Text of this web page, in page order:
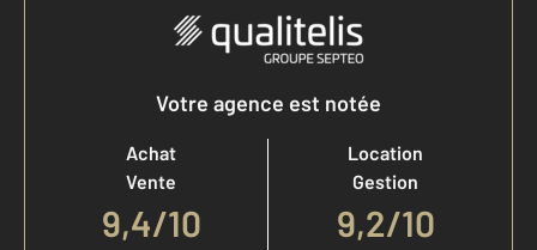
Votre agence est notée
Achat
Vente
9,4/10
Location
Gestion
9,2/10